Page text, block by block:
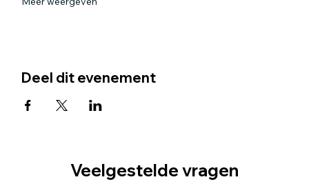
Veelgestelde vragen
Deel dit evenement